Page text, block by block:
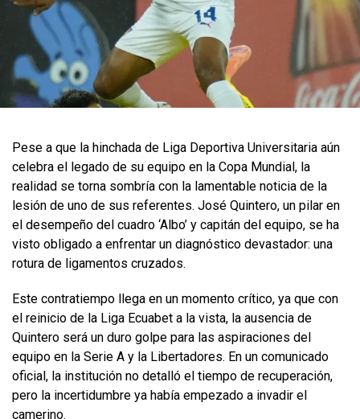
Pese a que la hinchada de Liga Deportiva Universitaria aún
celebra el legado de su equipo en la Copa Mundial, la
realidad se torna sombría con la lamentable noticia de la
lesión de uno de sus referentes. José Quintero, un pilar en
el desempeño del cuadro ‘Albo’ y capitán del equipo, se ha
visto obligado a enfrentar un diagnóstico devastador: una
rotura de ligamentos cruzados.
Este contratiempo llega en un momento crítico, ya que con
el reinicio de la Liga Ecuabet a la vista, la ausencia de
Quintero será un duro golpe para las aspiraciones del
equipo en la Serie A y la Libertadores. En un comunicado
oficial, la institución no detalló el tiempo de recuperación,
pero la incertidumbre ya había empezado a invadir el
camerino.